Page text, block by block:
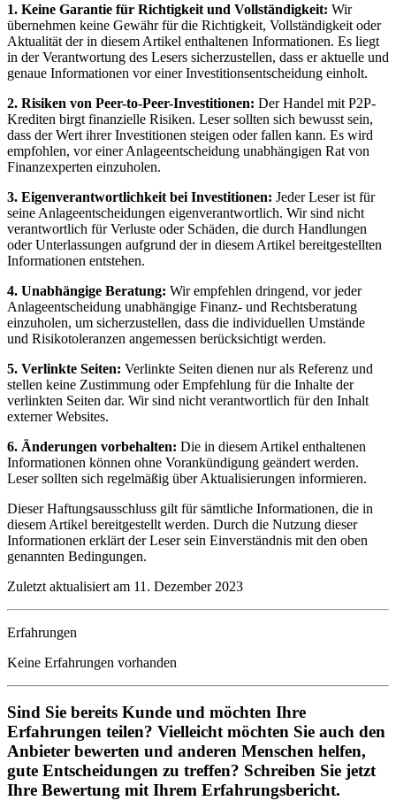
1. Keine Garantie für Richtigkeit und Vollständigkeit: Wir
übernehmen keine Gewähr für die Richtigkeit, Vollständigkeit oder
Aktualität der in diesem Artikel enthaltenen Informationen. Es liegt
in der Verantwortung des Lesers sicherzustellen, dass er aktuelle und
genaue Informationen vor einer Investitionsentscheidung einholt.
2. Risiken von Peer-to-Peer-Investitionen: Der Handel mit P2P-
Krediten birgt finanzielle Risiken. Leser sollten sich bewusst sein,
dass der Wert ihrer Investitionen steigen oder fallen kann. Es wird
empfohlen, vor einer Anlageentscheidung unabhängigen Rat von
Finanzexperten einzuholen.
3. Eigenverantwortlichkeit bei Investitionen: Jeder Leser ist für
seine Anlageentscheidungen eigenverantwortlich. Wir sind nicht
verantwortlich für Verluste oder Schäden, die durch Handlungen
oder Unterlassungen aufgrund der in diesem Artikel bereitgestellten
Informationen entstehen.
4. Unabhängige Beratung: Wir empfehlen dringend, vor jeder
Anlageentscheidung unabhängige Finanz- und Rechtsberatung
einzuholen, um sicherzustellen, dass die individuellen Umstände
und Risikotoleranzen angemessen berücksichtigt werden.
5. Verlinkte Seiten: Verlinkte Seiten dienen nur als Referenz und
stellen keine Zustimmung oder Empfehlung für die Inhalte der
verlinkten Seiten dar. Wir sind nicht verantwortlich für den Inhalt
externer Websites.
6. Änderungen vorbehalten: Die in diesem Artikel enthaltenen
Informationen können ohne Vorankündigung geändert werden.
Leser sollten sich regelmäßig über Aktualisierungen informieren.
Dieser Haftungsausschluss gilt für sämtliche Informationen, die in
diesem Artikel bereitgestellt werden. Durch die Nutzung dieser
Informationen erklärt der Leser sein Einverständnis mit den oben
genannten Bedingungen.
Zuletzt aktualisiert am 11. Dezember 2023
Erfahrungen
Keine Erfahrungen vorhanden
Sind Sie bereits Kunde und möchten Ihre
Erfahrungen teilen? Vielleicht möchten Sie auch den
Anbieter bewerten und anderen Menschen helfen,
gute Entscheidungen zu treffen? Schreiben Sie jetzt
Ihre Bewertung mit Ihrem Erfahrungsbericht.